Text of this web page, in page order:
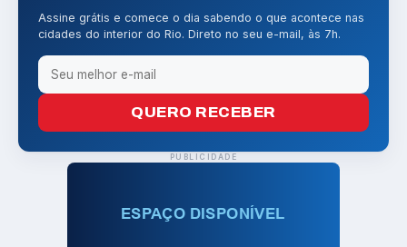
Assine grátis e comece o dia sabendo o que acontece nas
cidades do interior do Rio. Direto no seu e-mail, às 7h.
QUERO RECEBER
PUBLICIDADE